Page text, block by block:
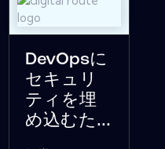
DevOpsに
セキュリ
ティを埋
め込むた...